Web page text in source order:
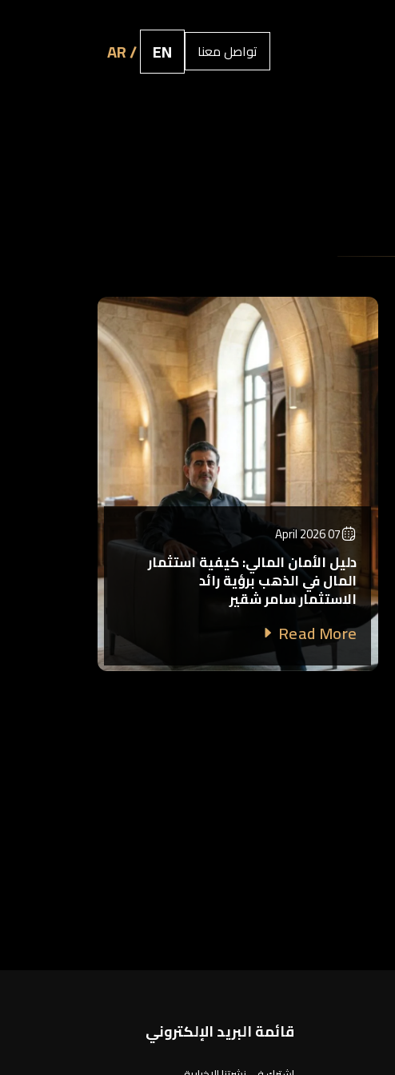
تواصل معنا AR / EN
07 April 2026
دليل الأمان المالي: كيفية استثمار
المال في الذهب برؤية رائد
الاستثمار سامر شقير
Read More
قائمة البريد الإلكتروني